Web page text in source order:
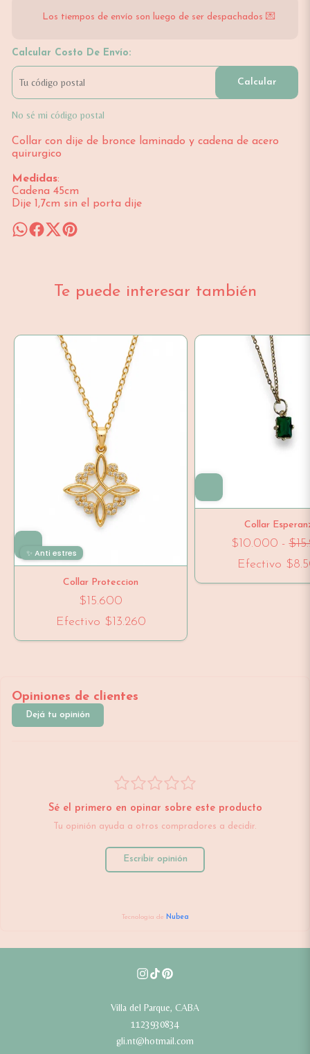
Los tiempos de envío son luego de ser despachados 💌
Calcular Costo De Envío:
Calcular
No sé mi código postal
Collar con dije de bronce laminado y cadena de acero
quirurgico
Medidas:
Cadena 45cm
Dije 1,7cm sin el porta dije
Te puede interesar también
✨ Anti estres
Collar Proteccion
$15.600
Efectivo $13.260
Collar
$10.000 -
Efectivo
Opiniones de clientes
Dejá tu opinión
Sé el primero en opinar sobre este producto
Tu opinión ayuda a otros compradores a decidir.
Escribir opinión
Tecnología de Nubea
Villa del Parque, CABA
1123930834
gli.nt@hotmail.com